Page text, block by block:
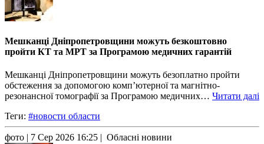
Мешканці Дніпропетровщини можуть безкоштовно
пройти КТ та МРТ за Програмою медичних гарантій
Мешканці Дніпропетровщини можуть безоплатно пройти
обстеження за допомогою комп’ютерної та магнітно-
резонансної томографії за Програмою медичних… Читати далі
Теги: #новости области
фото | 7 Сер 2026 16:25 | Обласні новини